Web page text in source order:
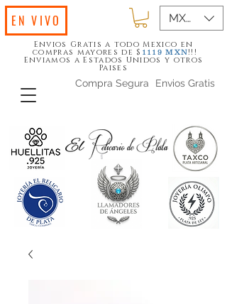
Envios Gratis
Compra Segura
Envios Gratis a todo Mexico en
compras mayores de $ 1119 MXN!!!
Enviamos a Estados Unidos y otros
Paises
MXN ($)
EN VIVO